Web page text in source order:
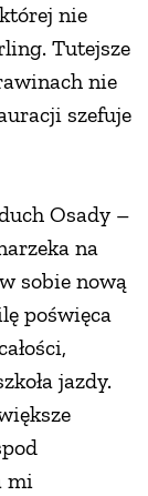
nie
Tutejsze
nie
szefuje
Osady –
na
sobie nową
poświęca
jazdy.
mi